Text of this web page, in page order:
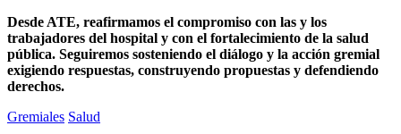
Desde ATE, reafirmamos el compromiso con las y los
trabajadores del hospital y con el fortalecimiento de la salud
pública. Seguiremos sosteniendo el diálogo y la acción gremial
exigiendo respuestas, construyendo propuestas y defendiendo
derechos.
Gremiales Salud